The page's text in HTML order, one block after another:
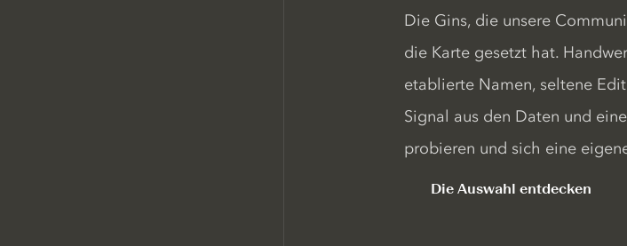
Die Gins, die unsere
die Karte gesetzt hat.
etablierte Namen, seltene
Signal aus den Daten und
probieren und sich eine
Die Auswahl entdecken